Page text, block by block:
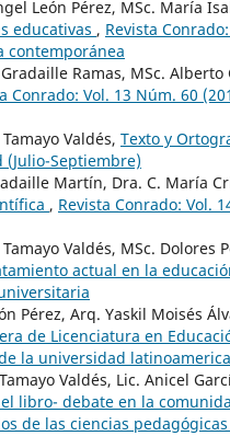
León Pérez, MSc. María
educativas , Revista
contemporánea
Ramas, MSc.
Conrado: Vol. 13 Núm. 60
Valdés, Texto y
Septiembre)
Martín, Dra. C. María
, Revista Conrado: Vol.
Valdés, MSc. Dolores
actual en la
Pérez, Arq. Yaskil Moisés
de Licenciatura en
la universidad
Valdés, Lic. Anicel
libro- debate en la
de las ciencias pedagógicas